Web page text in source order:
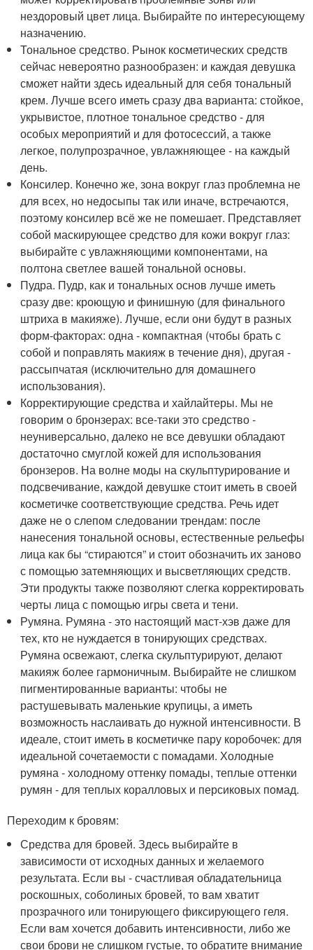
нездоровый цвет лица. Выбирайте по интересующему
назначению.
Тональное средство. Рынок косметических средств
сейчас невероятно разнообразен: и каждая девушка
сможет найти здесь идеальный для себя тональный
крем. Лучше всего иметь сразу два варианта: стойкое,
укрывистое, плотное тональное средство - для
особых мероприятий и для фотосессий, а также
легкое, полупрозрачное, увлажняющее - на каждый
день.
Консилер. Конечно же, зона вокруг глаз проблемна не
для всех, но недосыпы так или иначе, встречаются,
поэтому консилер всё же не помешает. Представляет
собой маскирующее средство для кожи вокруг глаз:
выбирайте с увлажняющими компонентами, на
полтона светлее вашей тональной основы.
Пудра. Пудр, как и тональных основ лучше иметь
сразу две: кроющую и финишную (для финального
штриха в макияже). Лучше, если они будут в разных
форм-факторах: одна - компактная (чтобы брать с
собой и поправлять макияж в течение дня), другая -
рассыпчатая (исключительно для домашнего
использования).
Корректирующие средства и хайлайтеры. Мы не
говорим о бронзерах: все-таки это средство -
неуниверсально, далеко не все девушки обладают
достаточно смуглой кожей для использования
бронзеров. На волне моды на скульптурирование и
подсвечивание, каждой девушке стоит иметь в своей
косметичке соответствующие средства. Речь идет
даже не о слепом следовании трендам: после
нанесения тональной основы, естественные рельефы
лица как бы “стираются” и стоит обозначить их заново
с помощью затемняющих и высветляющих средств.
Эти продукты также позволяют слегка корректировать
черты лица с помощью игры света и тени.
Румяна. Румяна - это настоящий маст-хэв даже для
тех, кто не нуждается в тонирующих средствах.
Румяна освежают, слегка скульптурируют, делают
макияж более гармоничным. Выбирайте не слишком
пигментированные варианты: чтобы не
растушевывать маленькие крупицы, а иметь
возможность наслаивать до нужной интенсивности. В
идеале, стоит иметь в косметичке пару коробочек: для
идеальной сочетаемости с помадами. Холодные
румяна - холодному оттенку помады, теплые оттенки
румян - для теплых коралловых и персиковых помад.
Переходим к бровям:
Средства для бровей. Здесь выбирайте в
зависимости от исходных данных и желаемого
результата. Если вы - счастливая обладательница
роскошных, соболиных бровей, то вам хватит
прозрачного или тонирующего фиксирующего геля.
Если вам хочется добавить интенсивности, либо же
свои брови не слишком густые, то обратите внимание